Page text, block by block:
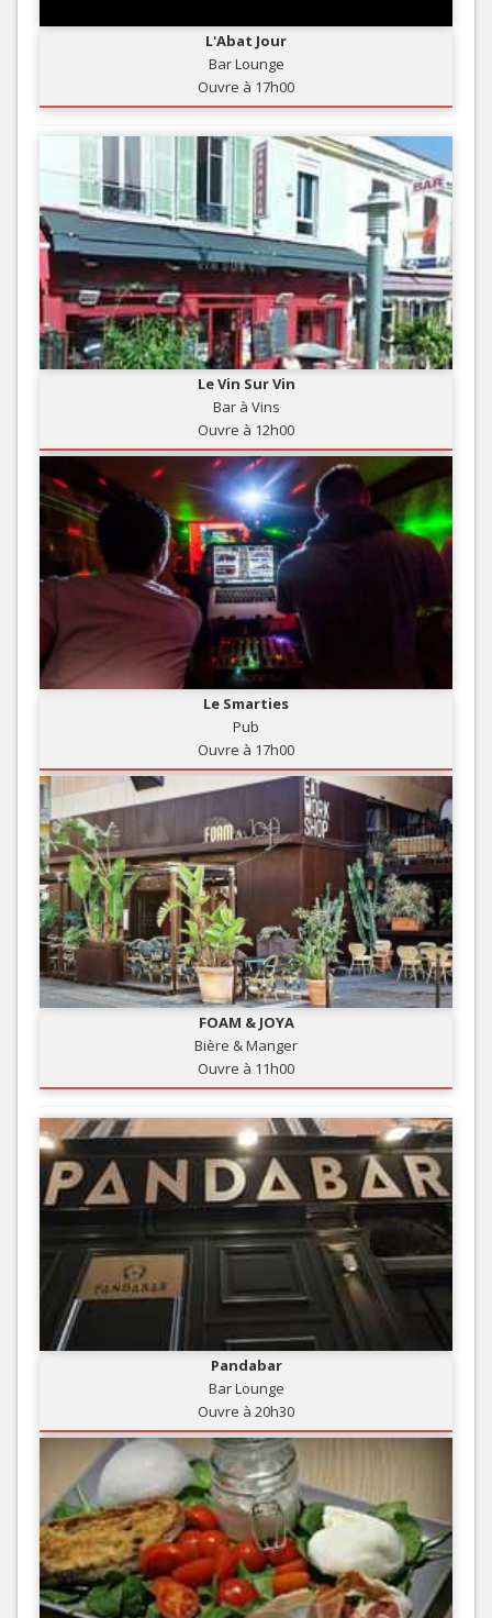
L'Abat Jour
Bar Lounge
Ouvre à 17h00
Le Vin Sur Vin
Bar à Vins
Ouvre à 12h00
Le Smarties
Pub
Ouvre à 17h00
FOAM & JOYA
Bière & Manger
Ouvre à 11h00
Pandabar
Bar Lounge
Ouvre à 20h30